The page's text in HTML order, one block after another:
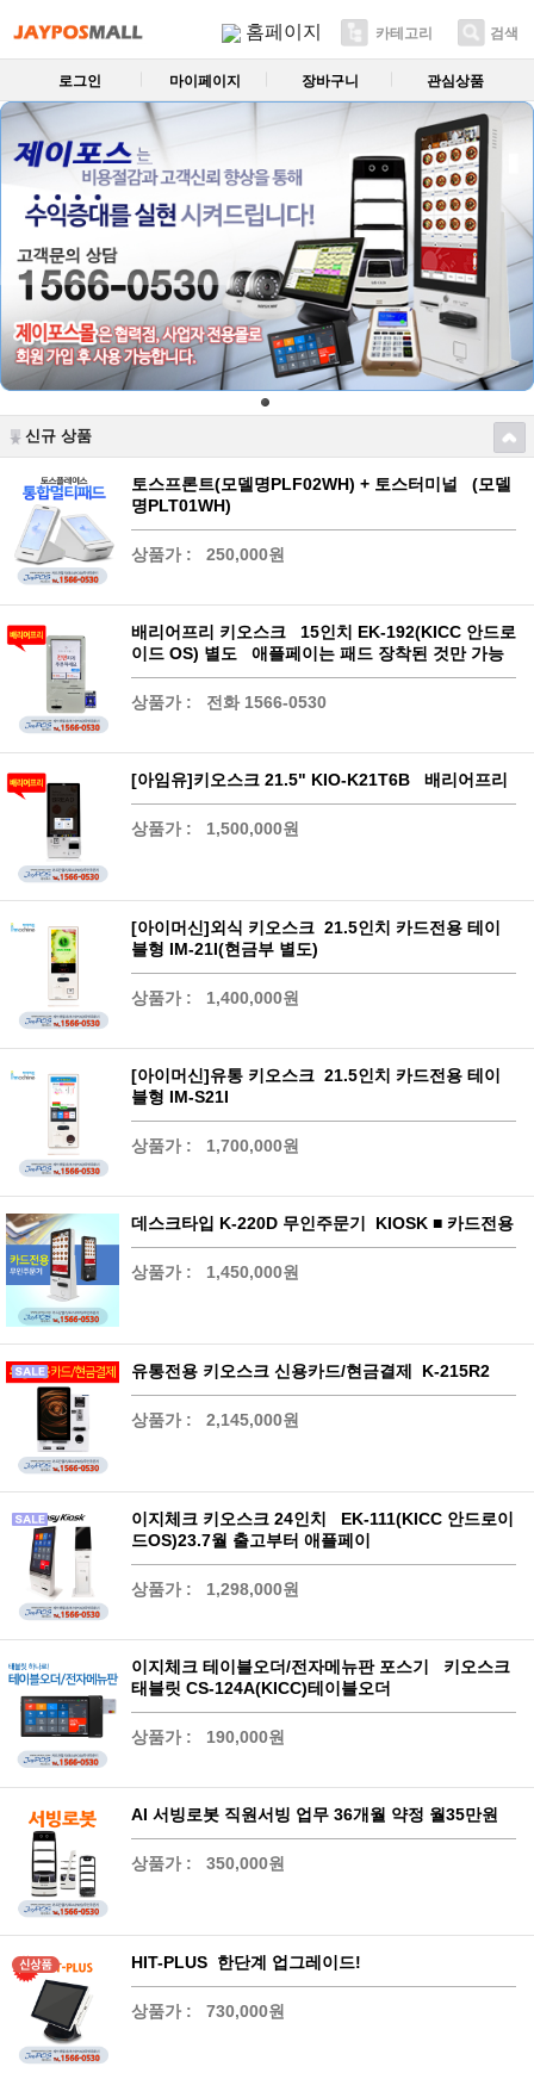
홈페이지 카테고리 검색
로그인 마이페이지 장바구니 관심상품
신규 상품
토스프론트(모델명PLF02WH) + 토스터미널 (모델
명PLT01WH)
상품가 : 250,000원
배리어프리 키오스크 15인치 EK-192(KICC 안드로
이드 OS) 별도 애플페이는 패드 장착된 것만 가능
상품가 : 전화 1566-0530
[아임유]키오스크 21.5" KIO-K21T6B 배리어프리
상품가 : 1,500,000원
[아이머신]외식 키오스크 21.5인치 카드전용 테이
블형 IM-21I(현금부 별도)
상품가 : 1,400,000원
[아이머신]유통 키오스크 21.5인치 카드전용 테이
블형 IM-S21I
상품가 : 1,700,000원
데스크타입 K-220D 무인주문기 KIOSK ■ 카드전용
상품가 : 1,450,000원
유통전용 키오스크 신용카드/현금결제 K-215R2
상품가 : 2,145,000원
이지체크 키오스크 24인치 EK-111(KICC 안드로이
드OS)23.7월 출고부터 애플페이
상품가 : 1,298,000원
이지체크 테이블오더/전자메뉴판 포스기 키오스크
태블릿 CS-124A(KICC)테이블오더
상품가 : 190,000원
AI 서빙로봇 직원서빙 업무 36개월 약정 월35만원
상품가 : 350,000원
HIT-PLUS 한단계 업그레이드!
상품가 : 730,000원